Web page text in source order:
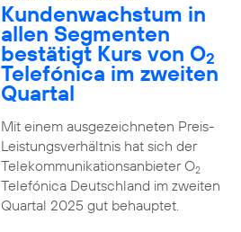
Kundenwachstum in
allen Segmenten
bestätigt Kurs von O2
Telefónica im zweiten
Quartal
Mit einem ausgezeichneten Preis-
Leistungsverhältnis hat sich der
Telekommunikationsanbieter O2
Telefónica Deutschland im zweiten
Quartal 2025 gut behauptet.